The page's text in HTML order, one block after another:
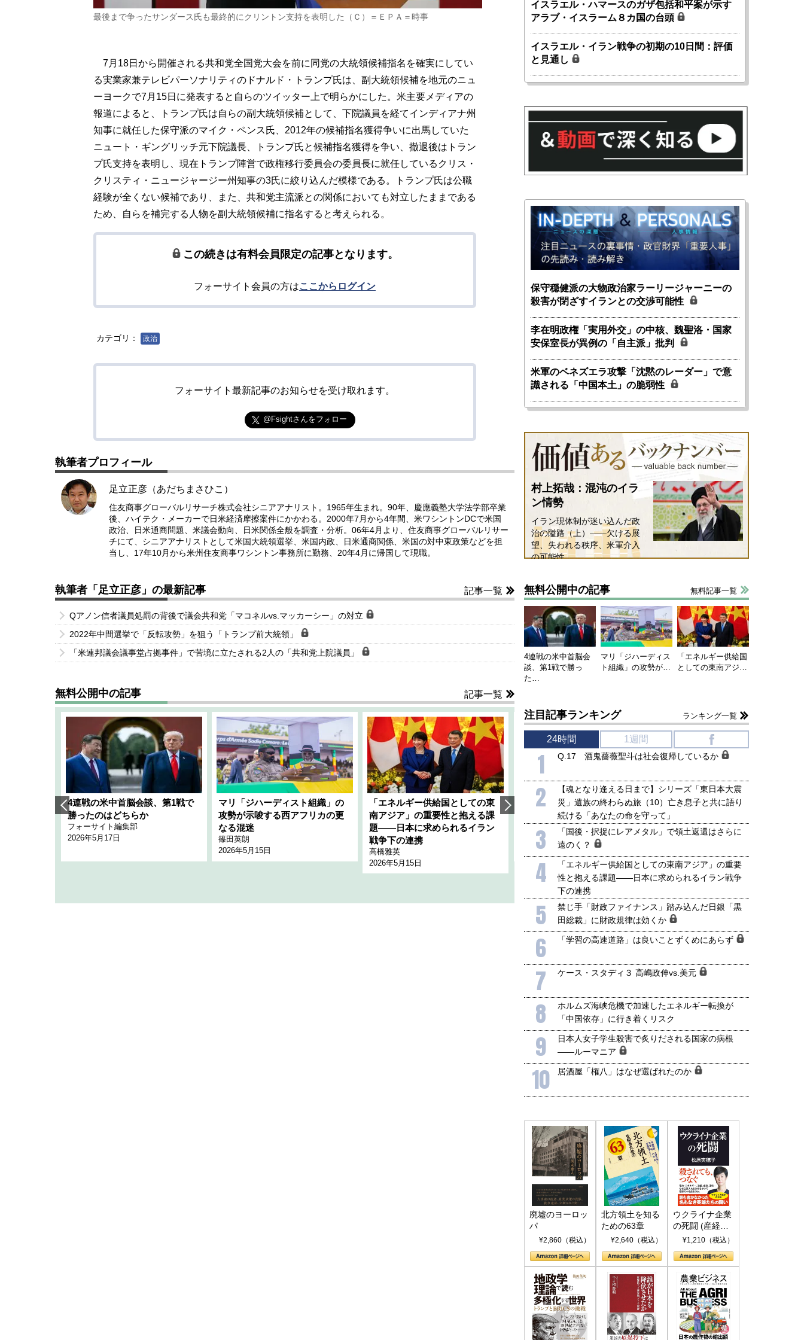
最後まで争ったサンダース氏も最終的にクリントン支持を表明した（Ｃ）＝ＥＰＡ＝時事
7月18日から開催される共和党全国党大会を前に同党の大統領候補指名を確実にしてい
る実業家兼テレビパーソナリティのドナルド・トランプ氏は、副大統領候補を地元のニュ
ーヨークで7月15日に発表すると自らのツイッター上で明らかにした。米主要メディアの
報道によると、トランプ氏は自らの副大統領候補として、下院議員を経てインディアナ州
知事に就任した保守派のマイク・ペンス氏、2012年の候補指名獲得争いに出馬していた
ニュート・ギングリッチ元下院議長、トランプ氏と候補指名獲得を争い、撤退後はトラン
プ氏支持を表明し、現在トランプ陣営で政権移行委員会の委員長に就任しているクリス・
クリスティ・ニュージャージー州知事の3氏に絞り込んだ模様である。トランプ氏は公職
経験が全くない候補であり、また、共和党主流派との関係においても対立したままである
ため、自らを補完する人物を副大統領候補に指名すると考えられる。
この続きは有料会員限定の記事となります。
フォーサイト会員の方はここからログイン
カテゴリ： 政治
フォーサイト最新記事のお知らせを受け取れます。
@Fsightさんをフォロー
執筆者プロフィール
足立正彦（あだちまさひこ）
住友商事グローバルリサーチ株式会社シニアアナリスト。1965年生まれ。90年、慶應義塾大学法学部卒業
後、ハイテク・メーカーで日米経済摩擦案件にかかわる。2000年7月から4年間、米ワシントンDCで米国
政治、日米通商問題、米議会動向、日米関係全般を調査・分析。06年4月より、住友商事グローバルリサー
チにて、シニアアナリストとして米国大統領選挙、米国内政、日米通商関係、米国の対中東政策などを担
当し、17年10月から米州住友商事ワシントン事務所に勤務、20年4月に帰国して現職。
執筆者「足立正彦」の最新記事 記事一覧
Qアノン信者議員処罰の背後で議会共和党「マコネルvs.マッカーシー」の対立
2022年中間選挙で「反転攻勢」を狙う「トランプ前大統領」
「米連邦議会議事堂占拠事件」で苦境に立たされる2人の「共和党上院議員」
無料公開中の記事 記事一覧
4連戦の米中首脳会談、第1戦で
勝ったのはどちらか
フォーサイト編集部
2026年5月17日
マリ「ジハーディスト組織」の
攻勢が示唆する西アフリカの更
なる混迷
篠田英朗
2026年5月15日
「エネルギー供給国としての東
南アジア」の重要性と抱える課
題――日本に求められるイラン
戦争下の連携
高橋雅英
2026年5月15日
韓国にも理解してほしい「極東
1905年体制」における日米韓安
全保障協力の意味
千々和泰明
2026年5月15日
ホルムズ海峡危機で加速したエ
行き着くリスク
イスラエル・ハマースのガザ包括和平案が示す
アラブ・イスラーム８カ国の台頭
イスラエル・イラン戦争の初期の10日間：評価
と見通し
保守穏健派の大物政治家ラーリージャーニーの
殺害が閉ざすイランとの交渉可能性
李在明政権「実用外交」の中核、魏聖洛・国家
安保室長が異例の「自主派」批判
米軍のベネズエラ攻撃「沈黙のレーダー」で意
識される「中国本土」の脆弱性
村上拓哉：混沌のイラ
ン情勢
イラン現体制が迷い込んだ政
治の隘路（上）――欠ける展
望、失われる秩序、米軍介入
の可能性
無料公開中の記事 無料記事一覧
4連戦の米中首脳会
談、第1戦で勝っ
た…
マリ「ジハーディス
ト組織」の攻勢が…
「エネルギー供給国
としての東南アジ…
注目記事ランキング ランキング一覧
24時間 1週間
1 Q.17 酒鬼薔薇聖斗は社会復帰しているか
2
【魂となり逢える日まで】シリーズ「東日本大震
災」遺族の終わらぬ旅（10）亡き息子と共に語り
続ける「あなたの命を守って」
3
「国後・択捉にレアメタル」で領土返還はさらに
遠のく？
4
「エネルギー供給国としての東南アジア」の重要
性と抱える課題――日本に求められるイラン戦争
下の連携
5
禁じ手「財政ファイナンス」踏み込んだ日銀「黒
田総裁」に財政規律は効くか
6 「学習の高速道路」は良いことずくめにあらず
7 ケース・スタディ３ 高嶋政伸vs.美元
8
ホルムズ海峡危機で加速したエネルギー転換が
「中国依存」に行き着くリスク
9
日本人女子学生殺害で炙りだされる国家の病根
――ルーマニア
10 居酒屋「権八」はなぜ選ばれたのか
廃墟のヨーロッ
パ
¥2,860（税込）
北方領土を知る
ための63章
¥2,640（税込）
ウクライナ企業
の死闘 (産経セ
レクト S 039)
¥1,210（税込）